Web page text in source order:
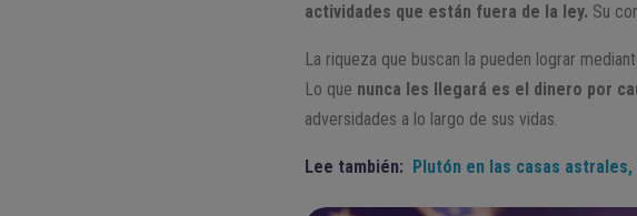
actividades que están fuera de la ley. Su
La riqueza que buscan la pueden lograr
Lo que nunca les llegará es el dinero por
adversidades a lo largo de sus vidas.
Lee también: Plutón en las casas